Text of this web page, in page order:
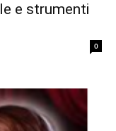
e strumenti
0